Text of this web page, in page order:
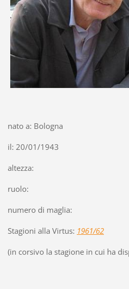
nato a: Bologna
il: 20/01/1943
altezza:
ruolo:
numero di maglia:
Stagioni alla Virtus: 1961/62
(in corsivo la stagione in cui ha